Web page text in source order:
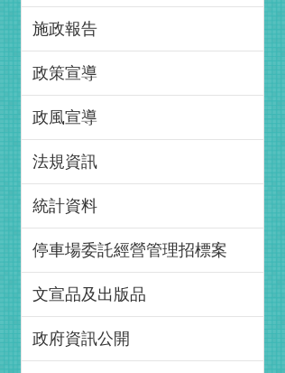
施政報告
政策宣導
政風宣導
法規資訊
統計資料
停車場委託經營管理招標案
文宣品及出版品
政府資訊公開